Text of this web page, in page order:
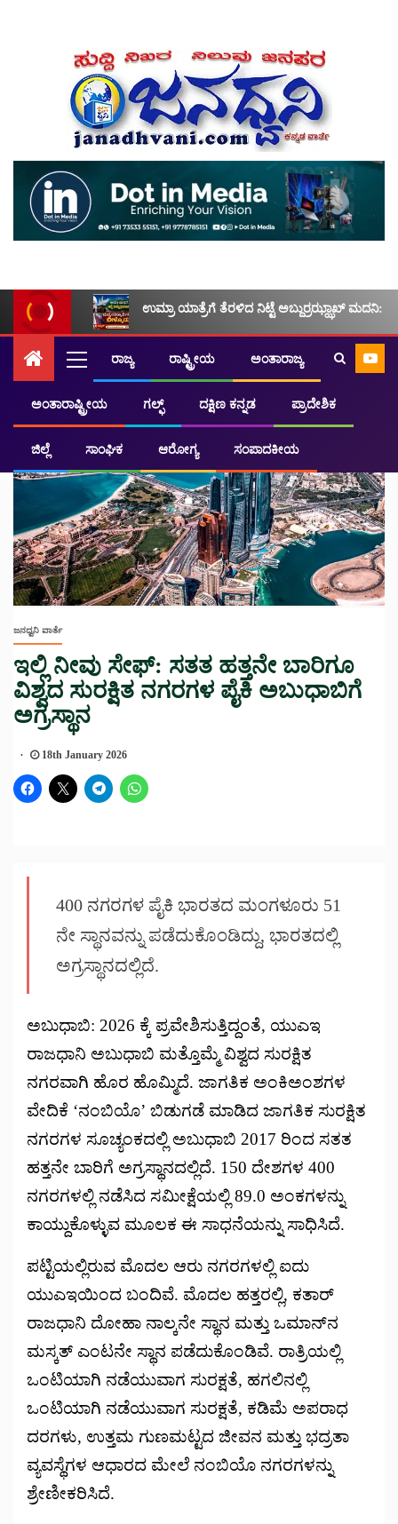
ಉಮ್ರಾ ಯಾತ್ರೆಗೆ ತೆರಳಿದ ನಿಟ್ಟೆ ಅಬ್ದುರ್ರಝ್ಝಾಖ್ ಮದನಿ:
ರಾಜ್ಯ ರಾಷ್ಟ್ರೀಯ ಅಂತಾರಾಜ್ಯ
ಅಂತಾರಾಷ್ಟ್ರೀಯ ಗಲ್ಫ್ ದಕ್ಷಿಣ ಕನ್ನಡ ಪ್ರಾದೇಶಿಕ
ಜಿಲ್ಲೆ ಸಾಂಘಿಕ ಆರೋಗ್ಯ ಸಂಪಾದಕೀಯ
ಜನಧ್ವನಿ ವಾರ್ತೆ
ಇಲ್ಲಿ ನೀವು ಸೇಫ್: ಸತತ ಹತ್ತನೇ ಬಾರಿಗೂ
ವಿಶ್ವದ ಸುರಕ್ಷಿತ ನಗರಗಳ ಪೈಕಿ ಅಬುಧಾಬಿಗೆ
ಅಗ್ರಸ್ಥಾನ
18th January 2026
400 ನಗರಗಳ ಪೈಕಿ ಭಾರತದ ಮಂಗಳೂರು 51
ನೇ ಸ್ಥಾನವನ್ನು ಪಡೆದುಕೊಂಡಿದ್ದು, ಭಾರತದಲ್ಲಿ
ಅಗ್ರಸ್ಥಾನದಲ್ಲಿದೆ.
ಅಬುಧಾಬಿ: 2026 ಕ್ಕೆ ಪ್ರವೇಶಿಸುತ್ತಿದ್ದಂತೆ, ಯುಎಇ
ರಾಜಧಾನಿ ಅಬುಧಾಬಿ ಮತ್ತೊಮ್ಮೆ ವಿಶ್ವದ ಸುರಕ್ಷಿತ
ನಗರವಾಗಿ ಹೊರ ಹೊಮ್ಮಿದೆ. ಜಾಗತಿಕ ಅಂಕಿಅಂಶಗಳ
ವೇದಿಕೆ ‘ನಂಬಿಯೊ’ ಬಿಡುಗಡೆ ಮಾಡಿದ ಜಾಗತಿಕ ಸುರಕ್ಷಿತ
ನಗರಗಳ ಸೂಚ್ಯಂಕದಲ್ಲಿ ಅಬುಧಾಬಿ 2017 ರಿಂದ ಸತತ
ಹತ್ತನೇ ಬಾರಿಗೆ ಅಗ್ರಸ್ಥಾನದಲ್ಲಿದೆ. 150 ದೇಶಗಳ 400
ನಗರಗಳಲ್ಲಿ ನಡೆಸಿದ ಸಮೀಕ್ಷೆಯಲ್ಲಿ 89.0 ಅಂಕಗಳನ್ನು
ಕಾಯ್ದುಕೊಳ್ಳುವ ಮೂಲಕ ಈ ಸಾಧನೆಯನ್ನು ಸಾಧಿಸಿದೆ.
ಪಟ್ಟಿಯಲ್ಲಿರುವ ಮೊದಲ ಆರು ನಗರಗಳಲ್ಲಿ ಐದು
ಯುಎಇಯಿಂದ ಬಂದಿವೆ. ಮೊದಲ ಹತ್ತರಲ್ಲಿ, ಕತಾರ್
ರಾಜಧಾನಿ ದೋಹಾ ನಾಲ್ಕನೇ ಸ್ಥಾನ ಮತ್ತು ಒಮಾನ್‌ನ
ಮಸ್ಕತ್ ಎಂಟನೇ ಸ್ಥಾನ ಪಡೆದುಕೊಂಡಿವೆ. ರಾತ್ರಿಯಲ್ಲಿ
ಒಂಟಿಯಾಗಿ ನಡೆಯುವಾಗ ಸುರಕ್ಷತೆ, ಹಗಲಿನಲ್ಲಿ
ಒಂಟಿಯಾಗಿ ನಡೆಯುವಾಗ ಸುರಕ್ಷತೆ, ಕಡಿಮೆ ಅಪರಾಧ
ದರಗಳು, ಉತ್ತಮ ಗುಣಮಟ್ಟದ ಜೀವನ ಮತ್ತು ಭದ್ರತಾ
ವ್ಯವಸ್ಥೆಗಳ ಆಧಾರದ ಮೇಲೆ ನಂಬಿಯೊ ನಗರಗಳನ್ನು
ಶ್ರೇಣೀಕರಿಸಿದೆ.